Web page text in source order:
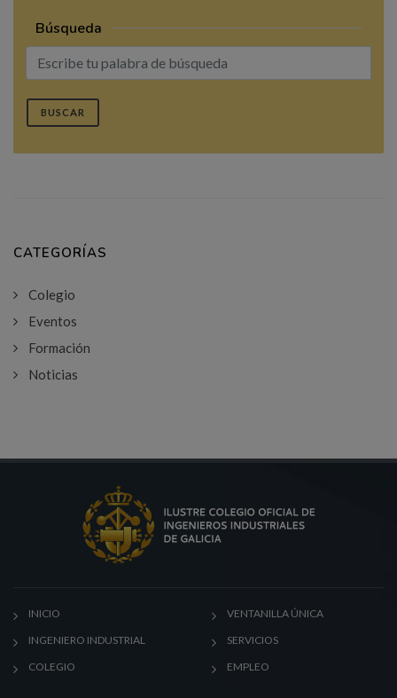
Búsqueda
BUSCAR
CATEGORÍAS
Colegio
Eventos
Formación
Noticias
INICIO
INGENIERO INDUSTRIAL
COLEGIO
VENTANILLA ÚNICA
SERVICIOS
EMPLEO